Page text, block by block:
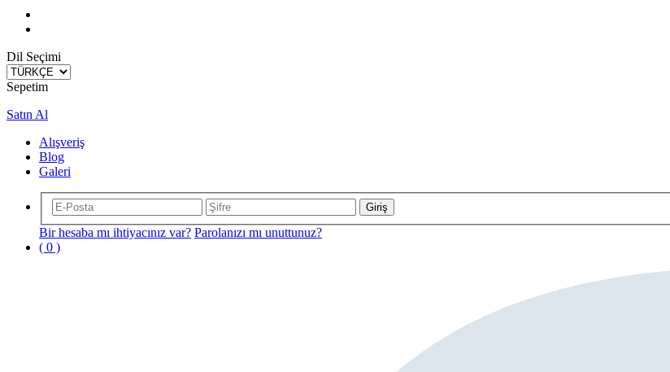
Dil Seçimi
Sepetim
Satın Al
Alışveriş
Blog
Galeri
Bir hesaba mı ihtiyacınız var? Parolanızı mı unuttunuz?
( 0 )